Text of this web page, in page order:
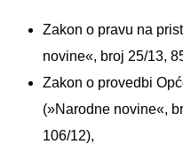
Zakon o pravu na
novine«, broj 25/13,
Zakon o provedbi
(»Narodne novine«,
106/12),